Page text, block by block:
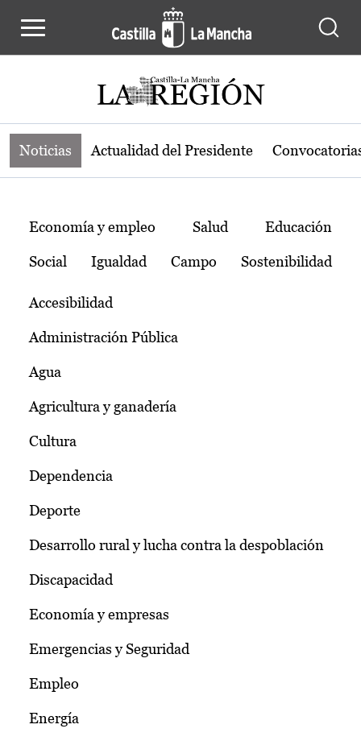
Noticias de la región de Castilla-La
Noticias Actualidad del Presidente
Temas
Economía y empleo Salud Educación
Social Igualdad Campo Sostenibilidad
Accesibilidad
Administración Pública
Agua
Agricultura y ganadería
Cultura
Dependencia
Deporte
Desarrollo rural y lucha contra la despoblación
Discapacidad
Economía y empresas
Emergencias y Seguridad
Empleo
Energía